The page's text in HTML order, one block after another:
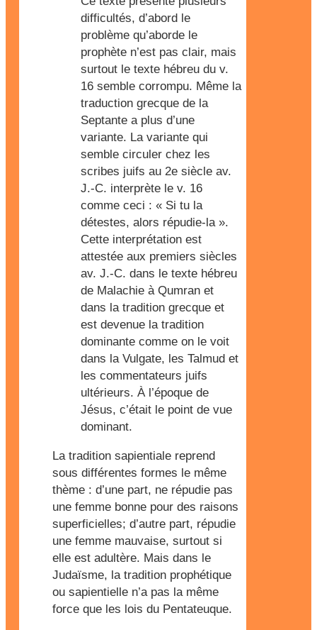
difficultés, d’abord le
problème qu’aborde le
prophète n’est pas clair, mais
surtout le texte hébreu du v.
16 semble corrompu. Même la
traduction grecque de la
Septante a plus d’une
variante. La variante qui
semble circuler chez les
scribes juifs au 2e siècle av.
J.-C. interprète le v. 16
comme ceci : « Si tu la
détestes, alors répudie-la ».
Cette interprétation est
attestée aux premiers siècles
av. J.-C. dans le texte hébreu
de Malachie à Qumran et
dans la tradition grecque et
est devenue la tradition
dominante comme on le voit
dans la Vulgate, les Talmud et
les commentateurs juifs
ultérieurs. À l’époque de
Jésus, c’était le point de vue
dominant.
La tradition sapientiale reprend
sous différentes formes le même
thème : d’une part, ne répudie pas
une femme bonne pour des raisons
superficielles; d’autre part, répudie
une femme mauvaise, surtout si
elle est adultère. Mais dans le
Judaïsme, la tradition prophétique
ou sapientielle n’a pas la même
force que les lois du Pentateuque.